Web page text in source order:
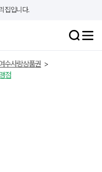
집입니다.
수사랑상품권 >
점